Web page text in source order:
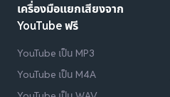
เครื่องมือแยกเสียงจาก
YouTube ฟรี
YouTube เป็น MP3
YouTube เป็น M4A